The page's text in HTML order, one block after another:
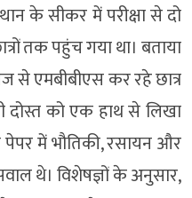
के सीकर में परीक्षा से दो
तक पहुंच गया था। बताया
एमबीबीएस कर रहे छात्र
दोस्त को एक हाथ से लिखा
में भौतिकी, रसायन और
थे। विशेषज्ञों के अनुसार,